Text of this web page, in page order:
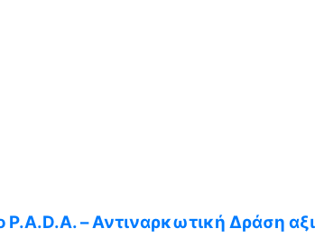
P.A.D.A. – Αντιναρκωτική Δράση